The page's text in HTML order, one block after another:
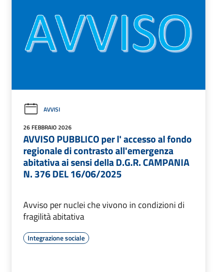
AVVISI
26 FEBBRAIO 2026
AVVISO PUBBLICO per l' accesso al fondo
regionale di contrasto all'emergenza
abitativa ai sensi della D.G.R. CAMPANIA
N. 376 DEL 16/06/2025
Avviso per nuclei che vivono in condizioni di
fragilità abitativa
Integrazione sociale